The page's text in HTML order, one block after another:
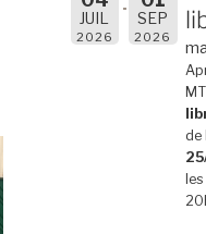
JUIL
2026
SEP
2026
de
les